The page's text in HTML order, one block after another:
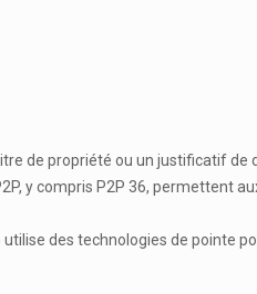
de propriété ou un justificatif de
y compris P2P 36, permettent
des technologies de pointe